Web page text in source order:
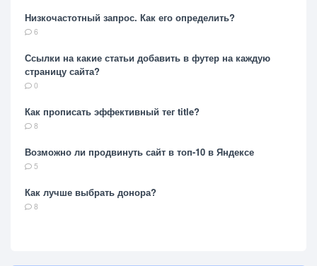
Низкочастотный запрос. Как его определить?
6
Ссылки на какие статьи добавить в футер на каждую
страницу сайта?
0
Как прописать эффективный тег title?
8
Возможно ли продвинуть сайт в топ-10 в Яндексе
5
Как лучше выбрать донора?
8